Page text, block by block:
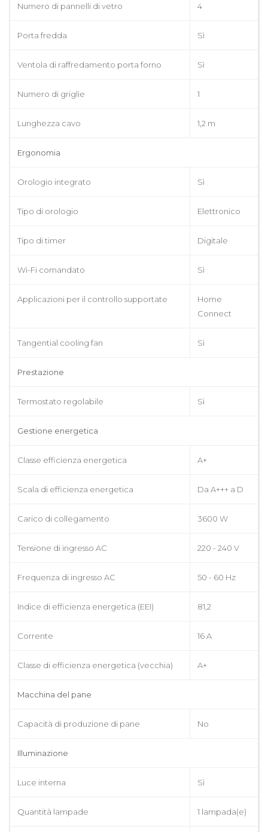
Numero di pannelli di vetro 4
Porta fredda Sì
Ventola di raffredamento porta forno Sì
Numero di griglie 1
Lunghezza cavo 1,2 m
Ergonomia
Orologio integrato Sì
Tipo di orologio Elettronico
Tipo di timer Digitale
Wi-Fi comandato Sì
Applicazioni per il controllo supportate
Home
Connect
Tangential cooling fan Sì
Prestazione
Termostato regolabile Sì
Gestione energetica
Classe efficienza energetica A+
Scala di efficienza energetica Da A+++ a D
Carico di collegamento 3600 W
Tensione di ingresso AC 220 - 240 V
Frequenza di ingresso AC 50 - 60 Hz
Indice di efficienza energetica (EEI) 81,2
Corrente 16 A
Classe di efficienza energetica (vecchia) A+
Macchina del pane
Capacità di produzione di pane No
Illuminazione
Luce interna Sì
Quantità lampade 1 lampada(e)